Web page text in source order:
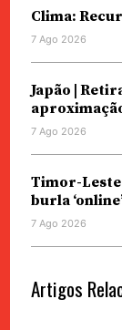
Clima:
7 Ago 2026
Japão |
7 Ago 2026
Timor-Leste
burla
7 Ago 2026
Artigos